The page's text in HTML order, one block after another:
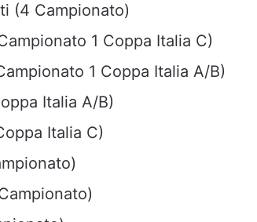
(4 Campionato)
1 Coppa Italia C)
1 Coppa Italia A/B)
Italia A/B)
Italia C)